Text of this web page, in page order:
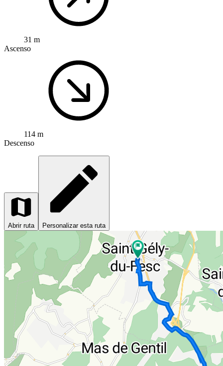
31 m
Ascenso
114 m
Descenso
Abrir ruta Personalizar esta ruta